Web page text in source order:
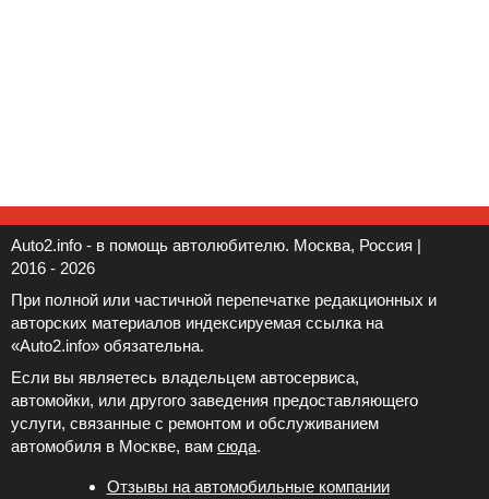
Auto2.info - в помощь автолюбителю. Москва, Россия |
2016 - 2026
При полной или частичной перепечатке редакционных и
авторских материалов индексируемая ссылка на
«Auto2.info» обязательна.
Если вы являетесь владельцем автосервиса,
автомойки, или другого заведения предоставляющего
услуги, связанные с ремонтом и обслуживанием
автомобиля в Москве, вам сюда.
Отзывы на автомобильные компании